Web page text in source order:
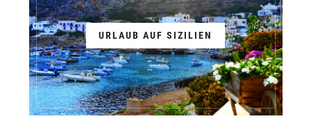
URLAUB AUF SIZILIEN